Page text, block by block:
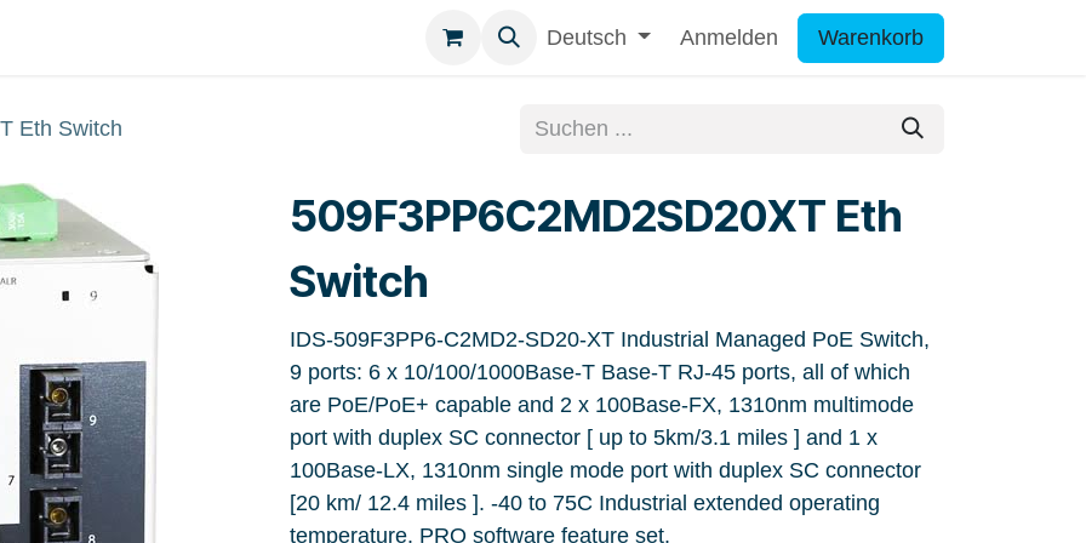
Deutsch Anmelden Warenkorb
Eth Switch
509F3PP6C2MD2SD20XT Eth
Switch
IDS-509F3PP6-C2MD2-SD20-XT Industrial Managed PoE Switch,
9 ports: 6 x 10/100/1000Base-T Base-T RJ-45 ports, all of which
are PoE/PoE+ capable and 2 x 100Base-FX, 1310nm multimode
port with duplex SC connector [ up to 5km/3.1 miles ] and 1 x
100Base-LX, 1310nm single mode port with duplex SC connector
[20 km/ 12.4 miles ]. -40 to 75C Industrial extended operating
temperature. PRO software feature set.